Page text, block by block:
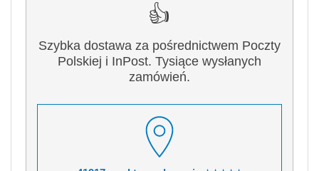
👍
Szybka dostawa za pośrednictwem Poczty
Polskiej i InPost. Tysiące wysłanych
zamówień.